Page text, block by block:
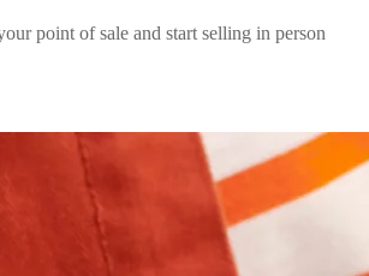
point of sale and start selling in person